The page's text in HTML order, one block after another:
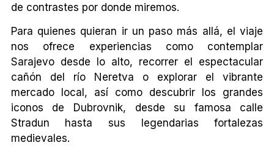
de contrastes por donde miremos.
Para quienes quieran ir un paso más allá, el viaje
nos ofrece experiencias como contemplar
Sarajevo desde lo alto, recorrer el espectacular
cañón del río Neretva o explorar el vibrante
mercado local, así como descubrir los grandes
iconos de Dubrovnik, desde su famosa calle
Stradun hasta sus legendarias fortalezas
medievales.